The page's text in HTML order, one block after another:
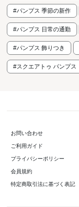
#パンプス 季節の新作
#パンプス 日常の通勤
#パンプス 飾りつき
#スクエアトゥ パンプス
お問い合わせ
ご利用ガイド
プライバシーポリシー
会員規約
特定商取引法に基づく表記